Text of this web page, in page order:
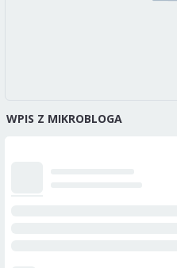
WPIS Z MIKROBLOGA